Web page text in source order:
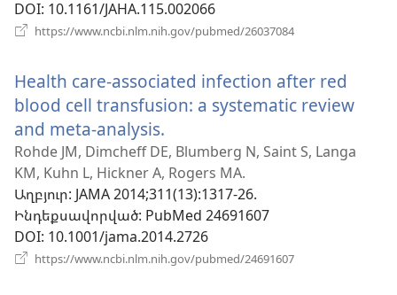
DOI‎: 10.1161/JAHA.115.002066
https://www.ncbi.nlm.nih.gov/pubmed/26037084
պատուհան)
Health care-associated infection after red
blood cell transfusion: a systematic review
and meta-analysis.
է
նոր
պատուհան)
Rohde JM, Dimcheff DE, Blumberg N, Saint S, Langa
KM, Kuhn L, Hickner A, Rogers MA.
Աղբյուր‎: JAMA 2014;311(13):1317-26.
Ինդեքսավորված‎: PubMed 24691607
DOI‎: 10.1001/jama.2014.2726
https://www.ncbi.nlm.nih.gov/pubmed/24691607